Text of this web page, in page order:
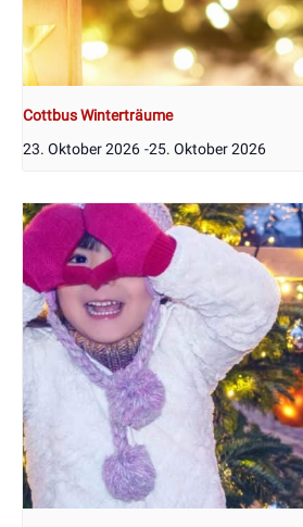
Cottbus Winterträume
23. Oktober 2026 -25. Oktober 2026